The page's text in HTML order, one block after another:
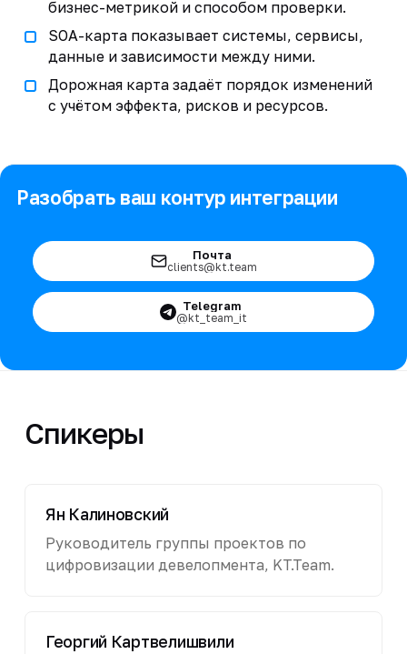
бизнес-метрикой и способом проверки.
SOA-карта показывает системы, сервисы,
данные и зависимости между ними.
Дорожная карта задаёт порядок изменений
с учётом эффекта, рисков и ресурсов.
Разобрать ваш контур интеграции
Почта
clients@kt.team
Telegram
@kt_team_it
Спикеры
Ян Калиновский
Руководитель группы проектов по
цифровизации девелопмента, KT.Team.
Георгий Картвелишвили